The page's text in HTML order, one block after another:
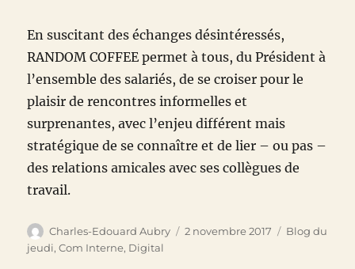
En suscitant des échanges désintéressés,
RANDOM COFFEE permet à tous, du Président à
l’ensemble des salariés, de se croiser pour le
plaisir de rencontres informelles et
surprenantes, avec l’enjeu différent mais
stratégique de se connaître et de lier – ou pas –
des relations amicales avec ses collègues de
travail.
Auteur
Charles-Edouard Aubry
Publié
2 novembre 2017 Catégories
Blog du
jeudi,Com Interne, Digital